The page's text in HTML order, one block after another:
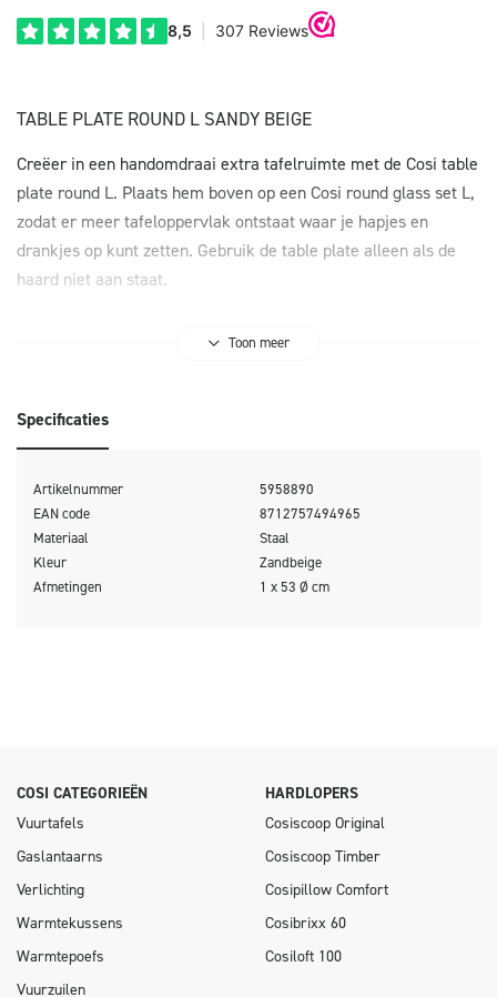
TABLE PLATE ROUND L SANDY BEIGE
Creëer in een handomdraai extra tafelruimte met de Cosi table
plate round L. Plaats hem boven op een Cosi round glass set L,
zodat er meer tafeloppervlak ontstaat waar je hapjes en
drankjes op kunt zetten. Gebruik de table plate alleen als de
haard niet aan staat.
Toon meer
Specificaties
Artikelnummer
5958890
EAN code
8712757494965
Materiaal
Staal
Kleur
Zandbeige
Afmetingen
1 x 53 Ø cm
COSI CATEGORIEËN
Vuurtafels
Gaslantaarns
Verlichting
Warmtekussens
Warmtepoefs
Vuurzuilen
HARDLOPERS
Cosiscoop Original
Cosiscoop Timber
Cosipillow Comfort
Cosibrixx 60
Cosiloft 100